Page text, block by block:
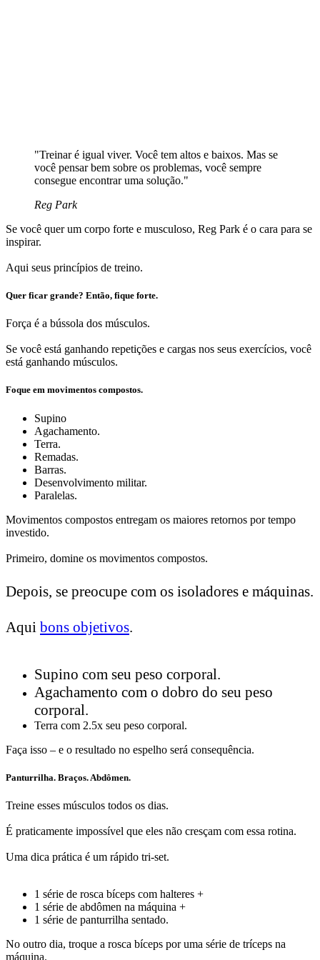
"Treinar é igual viver. Você tem altos e baixos. Mas se
você pensar bem sobre os problemas, você sempre
consegue encontrar uma solução."
Reg Park
Se você quer um corpo forte e musculoso, Reg Park é o cara para se
inspirar.
Aqui seus princípios de treino.
Quer ficar grande? Então, fique forte.
Força é a bússola dos músculos.
Se você está ganhando repetições e cargas nos seus exercícios, você
está ganhando músculos.
Foque em movimentos compostos.
Supino
Agachamento.
Terra.
Remadas.
Barras.
Desenvolvimento militar.
Paralelas.
Movimentos compostos entregam os maiores retornos por tempo
investido.
Primeiro, domine os movimentos compostos.
Depois, se preocupe com os isoladores e máquinas.
Aqui bons objetivos.
Supino com seu peso corporal.
Agachamento com o dobro do seu peso
corporal.
Terra com 2.5x seu peso corporal.
Faça isso – e o resultado no espelho será consequência.
Panturrilha. Braços. Abdômen.
Treine esses músculos todos os dias.
É praticamente impossível que eles não cresçam com essa rotina.
Uma dica prática é um rápido tri-set.
1 série de rosca bíceps com halteres +
1 série de abdômen na máquina +
1 série de panturrilha sentado.
No outro dia, troque a rosca bíceps por uma série de tríceps na
máquina.